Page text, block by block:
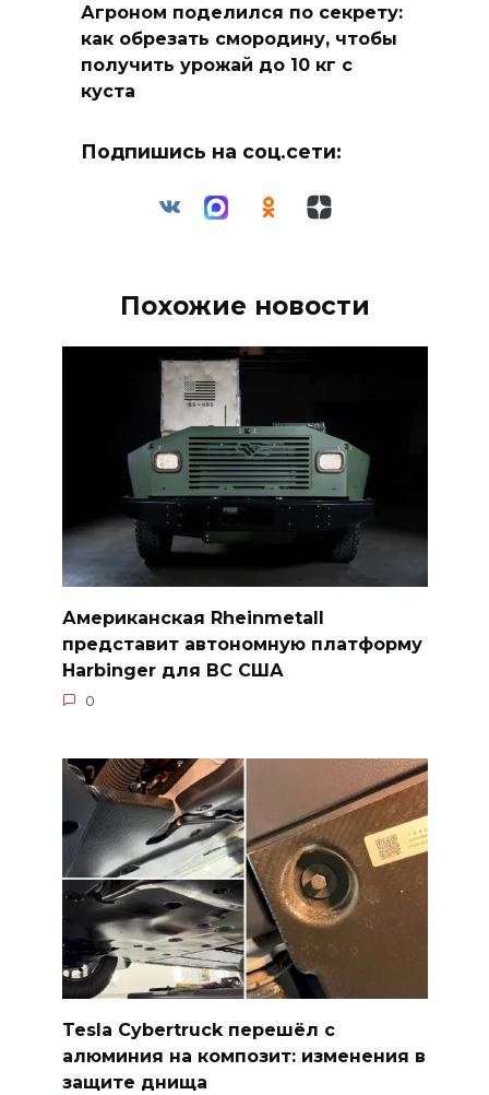
Агроном поделился по секрету:
как обрезать смородину, чтобы
получить урожай до 10 кг с
куста
Подпишись на соц.сети:
Похожие новости
Американская Rheinmetall
представит автономную платформу
Harbinger для ВС США
0
Tesla Cybertruck перешёл с
алюминия на композит: изменения в
защите днища